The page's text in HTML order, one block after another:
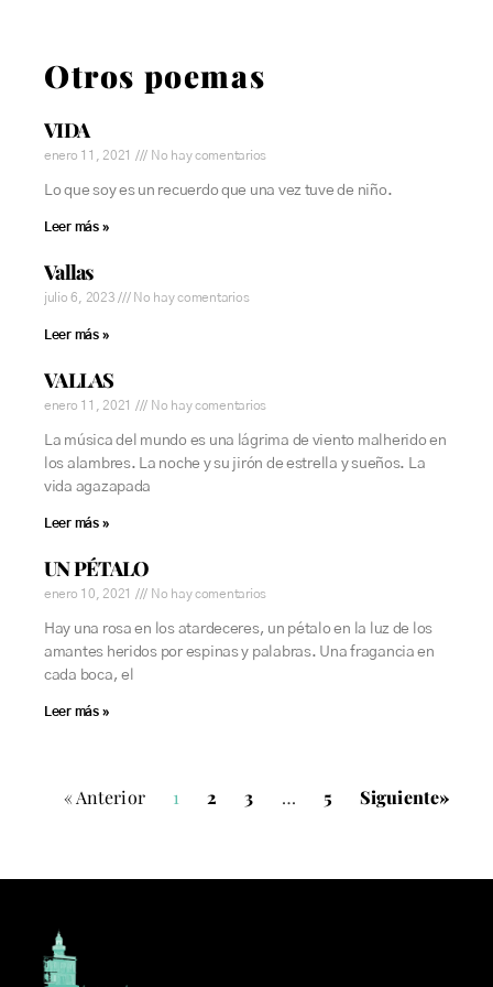
Otros poemas
VIDA
enero 11, 2021 No hay comentarios
Lo que soy es un recuerdo que una vez tuve de niño.
Leer más »
Vallas
julio 6, 2023 No hay comentarios
Leer más »
VALLAS
enero 11, 2021 No hay comentarios
La música del mundo es una lágrima de viento malherido en
los alambres. La noche y su jirón de estrella y sueños. La
vida agazapada
Leer más »
UN PÉTALO
enero 10, 2021 No hay comentarios
Hay una rosa en los atardeceres, un pétalo en la luz de los
amantes heridos por espinas y palabras. Una fragancia en
cada boca, el
Leer más »
« Anterior 1 2 3 … 5 Siguiente»